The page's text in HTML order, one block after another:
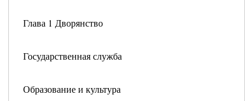
Глава 1 Дворянство
Государственная служба
Образование и культура